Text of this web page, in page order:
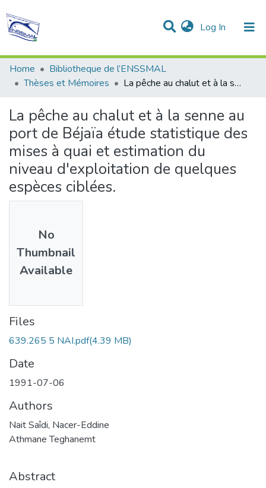
Log In (current)
Communities & Collections
Statistics
All of DSpace
Home
Bibliotheque de l’ENSSMAL
Thèses et Mémoires
La pêche au chalut et à la senne au port de Béjaïa étude statistique des mises à quai et estimation du niveau d'exploitation de quelques espèces ciblées.
La pêche au chalut et à la senne au
port de Béjaïa étude statistique des
mises à quai et estimation du
niveau d'exploitation de quelques
espèces ciblées.
No
Thumbnail
Available
Files
639.265 5 NAI.pdf(4.39 MB)
Date
1991-07-06
Authors
Nait Saîdi, Nacer-Eddine
Athmane Teghanemt
Abstract